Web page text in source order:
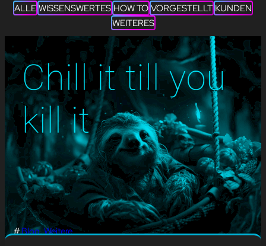
ALLE WISSENSWERTES HOW TO VORGESTELLT KUNDEN
WEITERES
#Blog, Weitere